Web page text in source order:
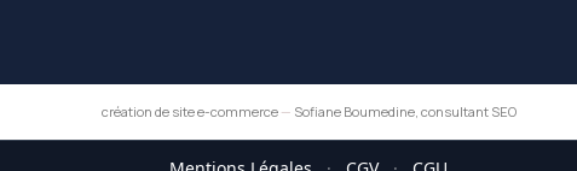
création de site e-commerce— Sofiane Boumedine, consultant SEO